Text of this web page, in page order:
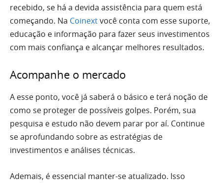
recebido, se há a devida assistência para quem está
começando. Na Coinextvocê conta com esse suporte,
educação e informação para fazer seus investimentos
com mais confiança e alcançar melhores resultados.
Acompanhe o mercado
A esse ponto, você já saberá o básico e terá noção de
como se proteger de possíveis golpes. Porém, sua
pesquisa e estudo não devem parar por aí. Continue
se aprofundando sobre as estratégias de
investimentos e análises técnicas.
Ademais, é essencial manter-se atualizado. Isso